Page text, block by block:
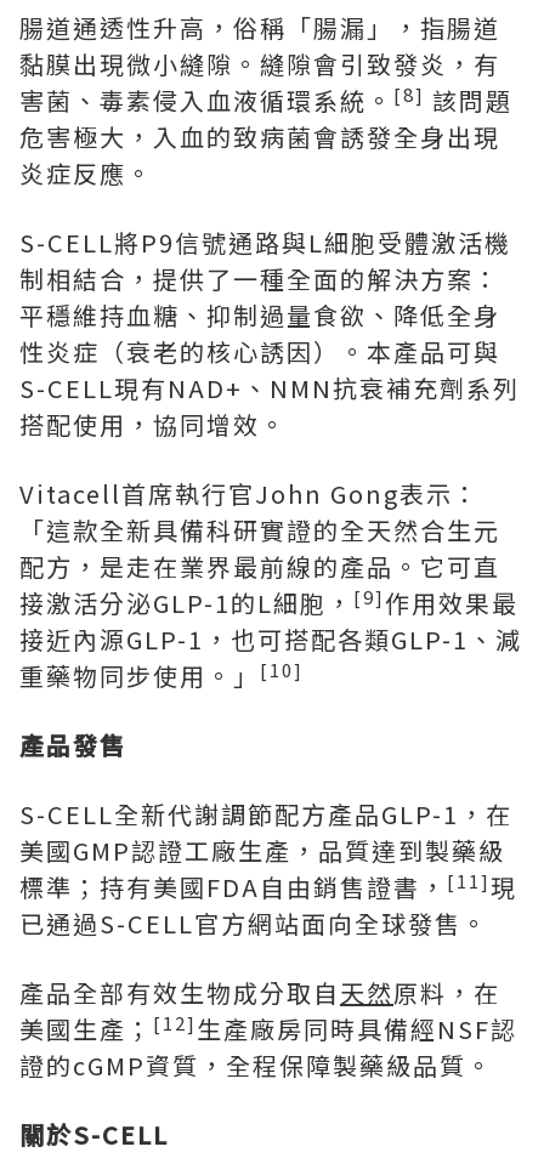
腸道通透性升高，俗稱「腸漏」，指腸道
黏膜出現微小縫隙。縫隙會引致發炎，有
害菌、毒素侵入血液循環系統。 [8] 該問題
危害極大，入血的致病菌會誘發全身出現
炎症反應。
S-CELL將P9信號通路與L細胞受體激活機
制相結合，提供了一種全面的解決方案：
平穩維持血糖、抑制過量食欲、降低全身
性炎症（衰老的核心誘因）。本產品可與
S-CELL現有NAD+、NMN抗衰補充劑系列
搭配使用，協同增效。
Vitacell首席執行官John Gong表示：
「這款全新具備科研實證的全天然合生元
配方，是走在業界最前線的產品。它可直
接激活分泌GLP-1的L細胞， [9] 作用效果最
接近內源GLP-1，也可搭配各類GLP-1、減
重藥物同步使用。」
[10]
產品發售
S-CELL全新代謝調節配方產品GLP-1，在
美國GMP認證工廠生產，品質達到製藥級
標準；持有美國FDA自由銷售證書， [11]現
已通過S-CELL官方網站面向全球發售。
產品全部有效生物成分取自天然原料，在
美國生產； [12] 生產廠房同時具備經NSF認
證的cGMP資質，全程保障製藥級品質。
關於S-CELL